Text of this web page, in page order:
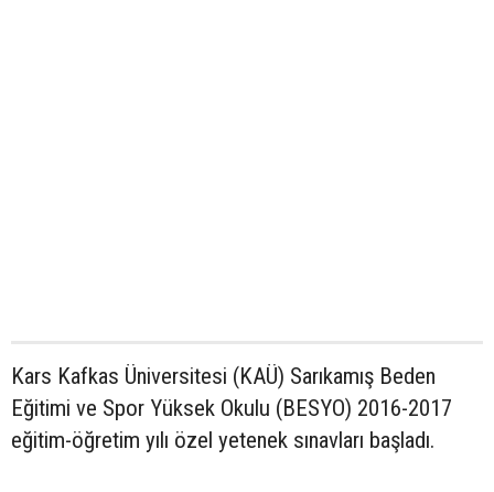
Kars Kafkas Üniversitesi (KAÜ) Sarıkamış Beden
Eğitimi ve Spor Yüksek Okulu (BESYO) 2016-2017
eğitim-öğretim yılı özel yetenek sınavları başladı.